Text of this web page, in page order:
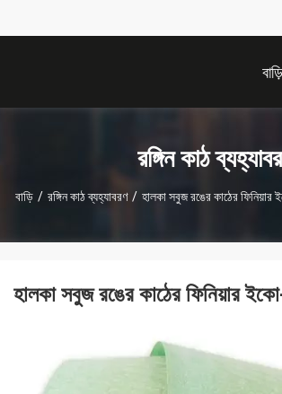
বাড়ি
রঙ্গিন কাঠ
বাড়ি / রঙ্গিন কাঠ ব্যহ্যাবরণ / হালকা সবুজ রঙের কাঠের ফিনিয়ার
হালকা সবুজ রঙের কাঠের ফিনিয়ার